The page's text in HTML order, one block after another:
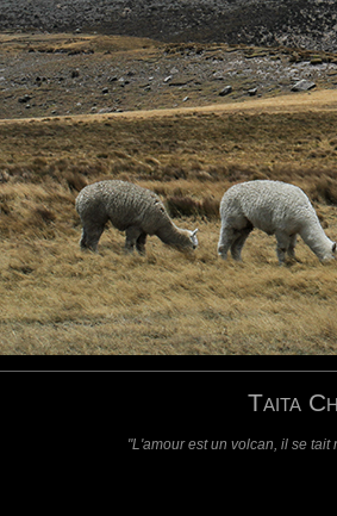
Taita
"L'amour est un volcan, il se
et situé près de Riobamba, à environ 180 km au sud de
et il figure sur les armoiries de l'Equateur.
une région de 50 000 km2, sa base faisant 20 km
du monde, en le considérant comme le sommet le plus
environ 21 km plus important à l'équateur qu'aux
la distance minimale au Soleil au cours d'une année
qui culmine pourtant à 8848 mètres.
(requis)
mail(requis - ne sera pas affiché)
Web